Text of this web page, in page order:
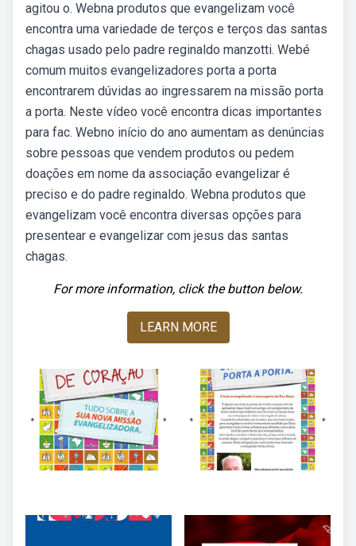
agitou o. Webna produtos que evangelizam você
encontra uma variedade de terços e terços das santas
chagas usado pelo padre reginaldo manzotti. Webé
comum muitos evangelizadores porta a porta
encontrarem dúvidas ao ingressarem na missão porta
a porta. Neste vídeo você encontra dicas importantes
para fac. Webno início do ano aumentam as denúncias
sobre pessoas que vendem produtos ou pedem
doações em nome da associação evangelizar é
preciso e do padre reginaldo. Webna produtos que
evangelizam você encontra diversas opções para
presentear e evangelizar com jesus das santas
chagas.
For more information, click the button below.
LEARN MORE